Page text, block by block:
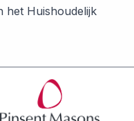
het Huishoudelijk